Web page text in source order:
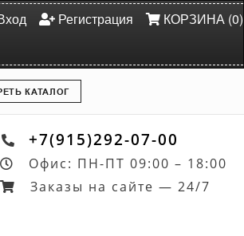
Регистрация КОРЗИНА (0)
КАТАЛОГ
+7(915)292-07-00
Офис: ПН-ПТ 09:00 – 18:00
Заказы на сайте — 24/7